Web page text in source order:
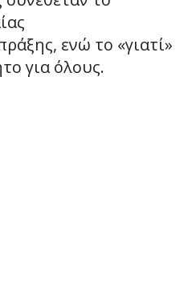
ενώ το «γιατί»
για όλους.